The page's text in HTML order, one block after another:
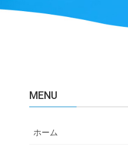
MENU
ホーム